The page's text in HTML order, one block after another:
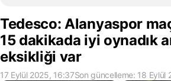
Tedesco: Alanyaspor
15 dakikada iyi oynadık
eksikliği var
17 Eylül 2025, 16:37Son güncelleme: 18 Eylül